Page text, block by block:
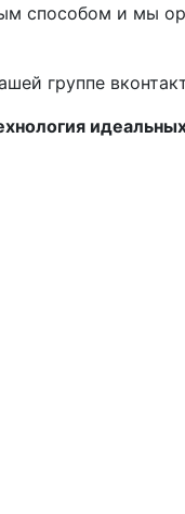
способом и мы
группе